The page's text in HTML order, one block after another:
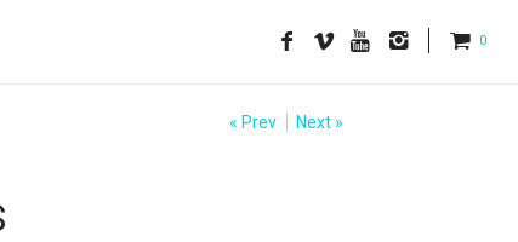
0
« Prev Next »